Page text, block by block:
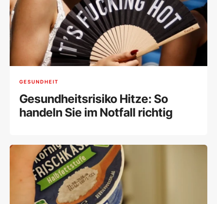
GESUNDHEIT
Gesundheitsrisiko Hitze: So
handeln Sie im Notfall richtig